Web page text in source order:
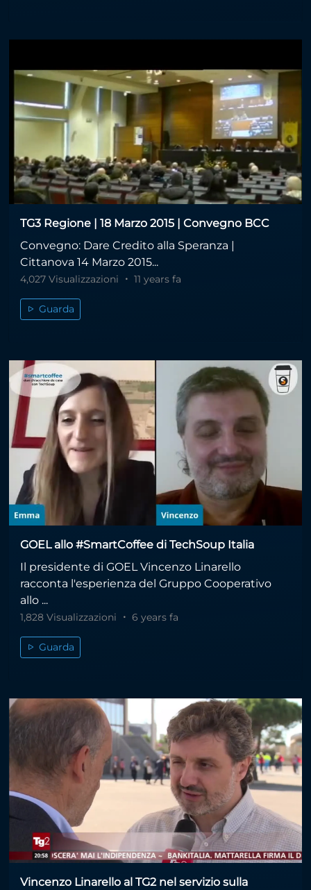
TG3 Regione | 18 Marzo 2015 | Convegno BCC
Convegno: Dare Credito alla Speranza |
Cittanova 14 Marzo 2015...
4,027 Visualizzazioni 11 years fa
Guarda
GOEL allo #SmartCoffee di TechSoup Italia
Il presidente di GOEL Vincenzo Linarello
racconta l'esperienza del Gruppo Cooperativo
allo ...
1,828 Visualizzazioni 6 years fa
Guarda
Vincenzo Linarello al TG2 nel servizio sulla